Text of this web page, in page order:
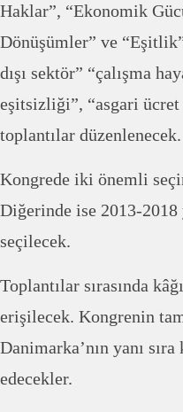
Haklar”, “Ekonomik
Dönüşümler” ve
dışı sektör” “çalışma
eşitsizliği”, “asgari
toplantılar düzenlenecek.
Kongrede iki önemli
Diğerinde ise 2013-2018
seçilecek.
Toplantılar sırasında
erişilecek. Kongrenin
Danimarka’nın yanı
edecekler.